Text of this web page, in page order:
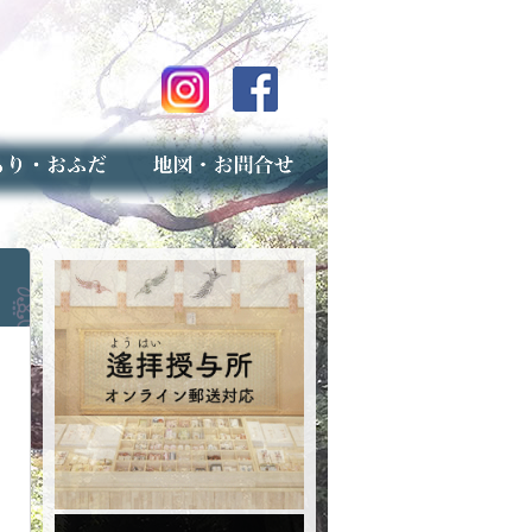
ご案内
げ（古いお守りのお取り扱い）
マップ
用フォーム（事前受付）